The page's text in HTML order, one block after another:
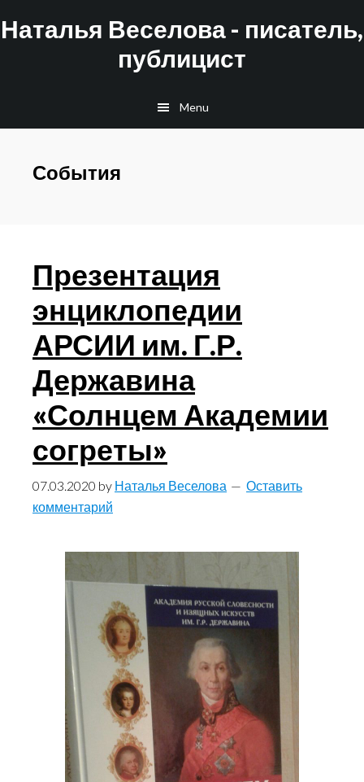
to
to
Наталья Веселова - писатель,
публицист
Menu
События
Презентация
энциклопедии
АРСИИ им. Г.Р.
Державина
«Солнцем Академии
согреты»
07.03.2020 by Наталья Веселова
Оставить
комментарий